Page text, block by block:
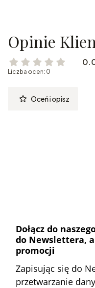
Opinie
Liczba ocen: 0
Oceń i opisz
Dołącz do
do Newslettera,
promocji
Zapisując się do
przetwarzanie